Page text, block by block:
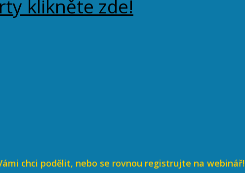
klikněte zde!
chci podělit, nebo se rovnou registrujte na webinář!